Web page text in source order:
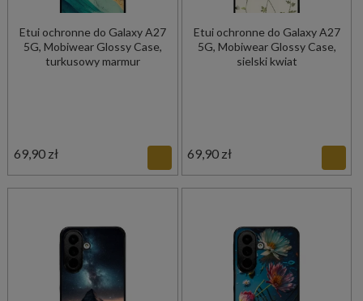
Etui ochronne do Galaxy A27
5G, Mobiwear Glossy Case,
turkusowy marmur
69,90 zł
Etui ochronne do Galaxy A27
5G, Mobiwear Glossy Case,
sielski kwiat
69,90 zł